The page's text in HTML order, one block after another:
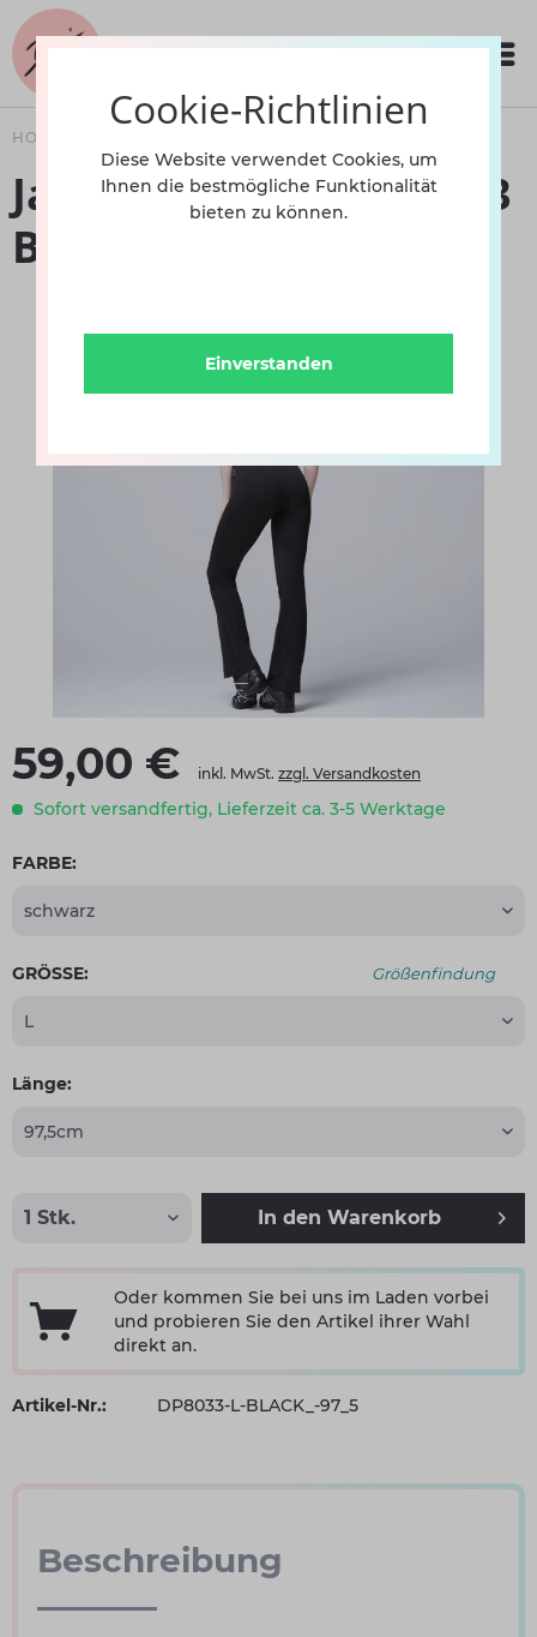
HOME
Jazzhose Tactel DP8033
BD
59,00 € inkl. MwSt. zzgl. Versandkosten
Sofort versandfertig, Lieferzeit ca. 3-5 Werktage
FARBE:
GRÖSSE: Größenfindung
Länge:
In den Warenkorb
Oder kommen Sie bei uns im Laden vorbei
und probieren Sie den Artikel ihrer Wahl
direkt an.
Artikel-Nr.: DP8033-L-BLACK_-97_5
Beschreibung
Cookie-Richtlinien
Diese Website verwendet Cookies, um
Ihnen die bestmögliche Funktionalität
bieten zu können.
Einverstanden